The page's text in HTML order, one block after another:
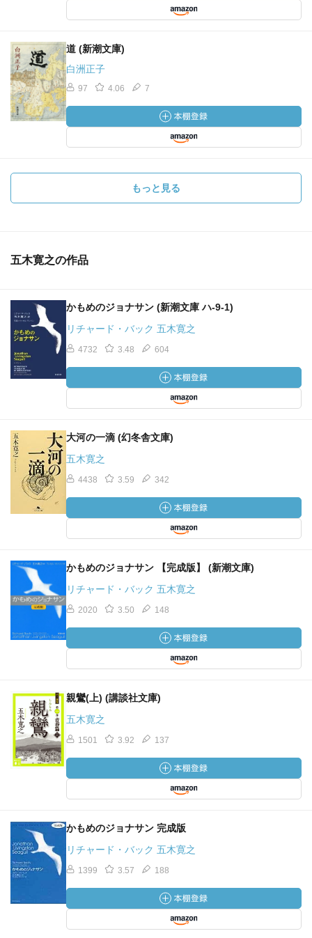
道 (新潮文庫)
白洲正子
97 4.06 7
もっと見る
五木寛之の作品
かもめのジョナサン (新潮文庫 ハ-9-1)
リチャード・バック 五木寛之
4732 3.48 604
大河の一滴 (幻冬舎文庫)
五木寛之
4438 3.59 342
かもめのジョナサン 【完成版】 (新潮文庫)
リチャード・バック 五木寛之
2020 3.50 148
親鸞(上) (講談社文庫)
五木寛之
1501 3.92 137
かもめのジョナサン 完成版
リチャード・バック 五木寛之
1399 3.57 188